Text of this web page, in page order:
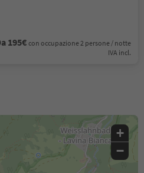
195€con occupazione 2 persone / notte
IVA incl.
+
−